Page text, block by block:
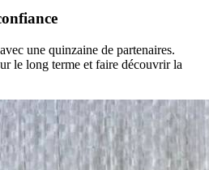
une quinzaine de partenaires.
le long terme et faire découvrir la